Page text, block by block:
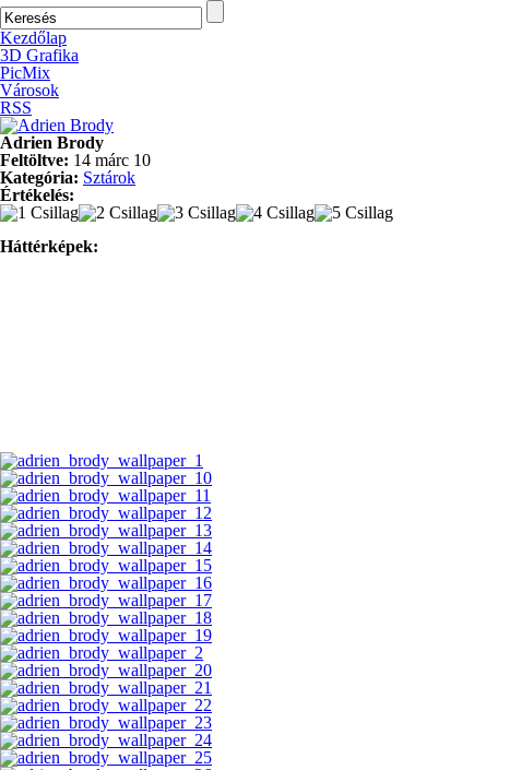
Kezdőlap
3D Grafika
PicMix
Városok
RSS
Adrien Brody
Feltöltve: 14 márc 10
Kategória: Sztárok
Értékelés:
Háttérképek: